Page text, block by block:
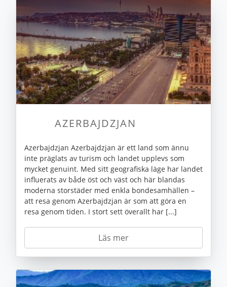
AZERBAJDZJAN
Azerbajdzjan Azerbajdzjan är ett land som ännu
inte präglats av turism och landet upplevs som
mycket genuint. Med sitt geografiska läge har landet
influerats av både öst och väst och här blandas
moderna storstäder med enkla bondesamhällen –
att resa genom Azerbajdzjan är som att göra en
resa genom tiden. I stort sett överallt har [...]
Läs mer